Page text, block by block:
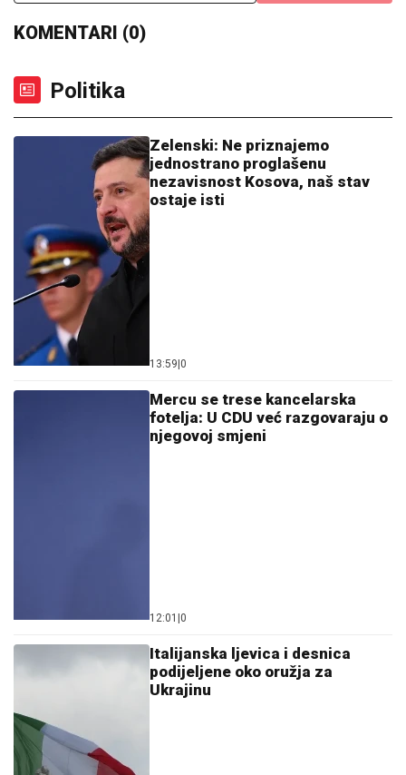
KOMENTARI (0)
Politika
Zelenski: Ne priznajemo
jednostrano proglašenu
nezavisnost Kosova, naš stav
ostaje isti
13:59|0
Mercu se trese kancelarska
fotelja: U CDU već razgovaraju o
njegovoj smjeni
12:01 |0
Italijanska ljevica i desnica
podijeljene oko oružja za
Ukrajinu